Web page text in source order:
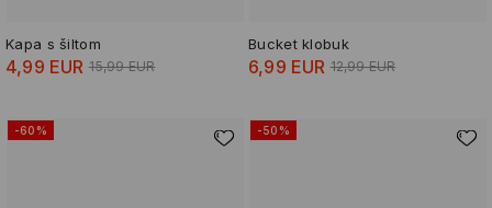
Kapa s šiltom
4,99 EUR 15,99 EUR
Bucket klobuk
6,99 EUR 12,99 EUR
-60% -50%